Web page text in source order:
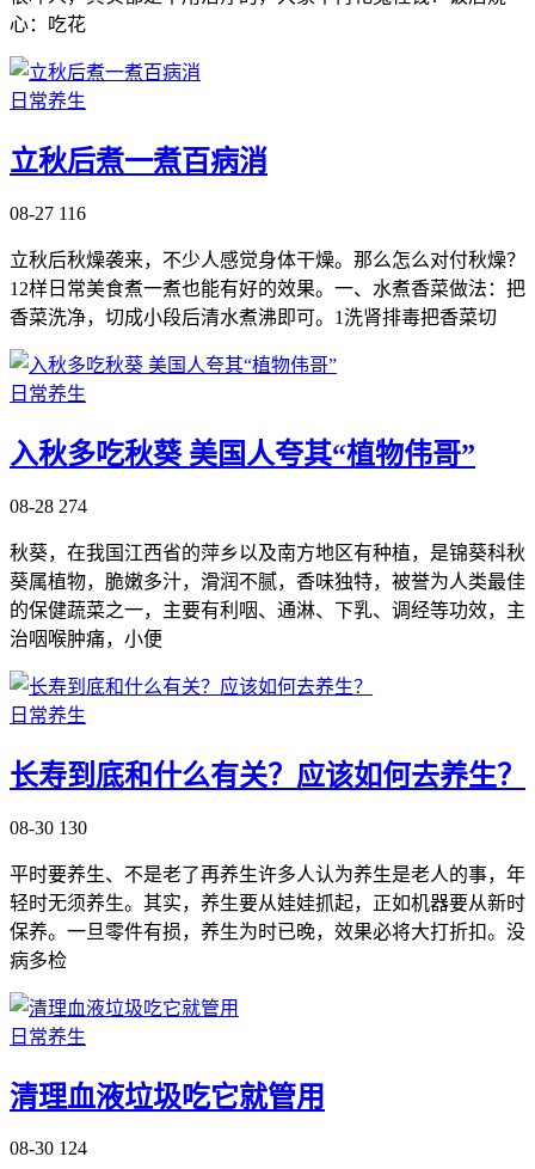
心：吃花
日常养生
立秋后煮一煮百病消
08-27 116
立秋后秋燥袭来，不少人感觉身体干燥。那么怎么对付秋燥？
12样日常美食煮一煮也能有好的效果。一、水煮香菜做法：把
香菜洗净，切成小段后清水煮沸即可。1洗肾排毒把香菜切
日常养生
入秋多吃秋葵 美国人夸其“植物伟哥”
08-28 274
秋葵，在我国江西省的萍乡以及南方地区有种植，是锦葵科秋
葵属植物，脆嫩多汁，滑润不腻，香味独特，被誉为人类最佳
的保健蔬菜之一，主要有利咽、通淋、下乳、调经等功效，主
治咽喉肿痛，小便
日常养生
长寿到底和什么有关？应该如何去养生？
08-30 130
平时要养生、不是老了再养生许多人认为养生是老人的事，年
轻时无须养生。其实，养生要从娃娃抓起，正如机器要从新时
保养。一旦零件有损，养生为时已晚，效果必将大打折扣。没
病多检
日常养生
清理血液垃圾吃它就管用
08-30 124